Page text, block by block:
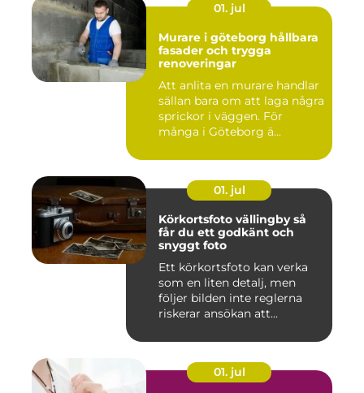
01. jul
Murare i göteborg hållbara
fasader och trygga
renoveringar
Att anlita en murare handlar
sällan bara om att laga några
sprickor i väggen. För
många i Göteborg ä...
01. jul
Körkortsfoto vällingby så
får du ett godkänt och
snyggt foto
Ett körkortsfoto kan verka
som en liten detalj, men
följer bilden inte reglerna
riskerar ansökan att...
01. jul